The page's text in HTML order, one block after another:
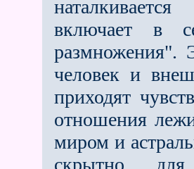
включает в
размножения".
человек и
приходят
отношения
миром и
скрытно для